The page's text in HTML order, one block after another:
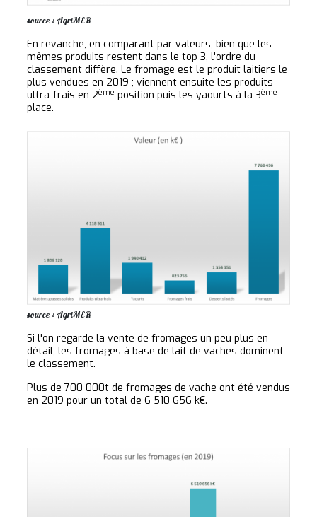
source : AgriMER
En revanche, en comparant par valeurs, bien que les
mêmes produits restent dans le top 3, l'ordre du
classement diffère. Le fromage est le produit laitiers le
plus vendues en 2019 ; viennent ensuite les produits
ultra-frais en 2ème position puis les yaourts à la 3ème
place.
source : AgriMER
Si l'on regarde la vente de fromages un peu plus en
détail, les fromages à base de lait de vaches dominent
le classement.
Plus de 700 000t de fromages de vache ont été vendus
en 2019 pour un total de 6 510 656 k€.